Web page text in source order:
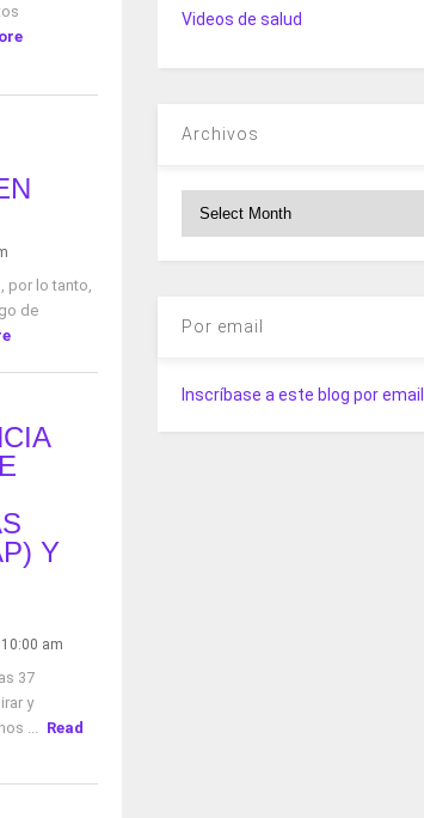
por lo tanto,
de
Y
am
37
y
...
Read
Videos de salud
Archivos
Por email
Inscríbase a este blog por email